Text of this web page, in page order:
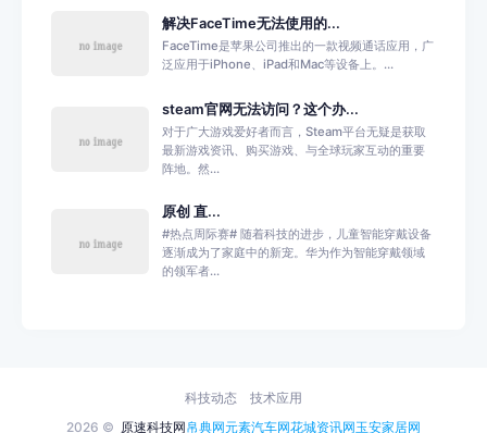
解决FaceTime无法使用的...
FaceTime是苹果公司推出的一款视频通话应用，广
泛应用于iPhone、iPad和Mac等设备上。...
steam官网无法访问？这个办...
对于广大游戏爱好者而言，Steam平台无疑是获取
最新游戏资讯、购买游戏、与全球玩家互动的重要
阵地。然...
原创 直...
#热点周际赛# 随着科技的进步，儿童智能穿戴设备
逐渐成为了家庭中的新宠。华为作为智能穿戴领域
的领军者...
2026 © 原速科技网帛典网元素汽车网花城资讯网玉安家居网
科技动态 技术应用